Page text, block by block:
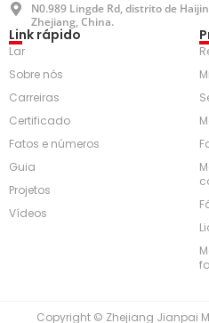
Link rápido
Lar
Sobre nós
Carreiras
Certificado
Fatos e números
Guia
Projetos
Vídeos
N0.989 Lingde Rd, distrito de
Zhejiang, China.
Copyright © Zhejiang Jianpai